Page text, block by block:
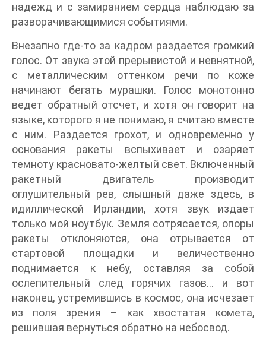
надежд и с замиранием сердца наблюдаю за
разворачивающимися событиями.
Внезапно где‐то за кадром раздается громкий
голос. От звука этой прерывистой и невнятной,
с металлическим оттенком речи по коже
начинают бегать мурашки. Голос монотонно
ведет обратный отсчет, и хотя он говорит на
языке, которого я не понимаю, я считаю вместе
с ним. Раздается грохот, и одновременно у
основания ракеты вспыхивает и озаряет
темноту красновато-желтый свет. Включенный
ракетный двигатель производит
оглушительный рев, слышный даже здесь, в
идиллической Ирландии, хотя звук издает
только мой ноутбук. Земля сотрясается, опоры
ракеты отклоняются, она отрывается от
стартовой площадки и величественно
поднимается к небу, оставляя за собой
ослепительный след горячих газов… и вот
наконец, устремившись в космос, она исчезает
из поля зрения – как хвостатая комета,
решившая вернуться обратно на небосвод.